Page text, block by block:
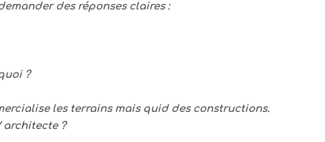
des réponses claires :
?
les terrains mais quid des constructions.
architecte ?